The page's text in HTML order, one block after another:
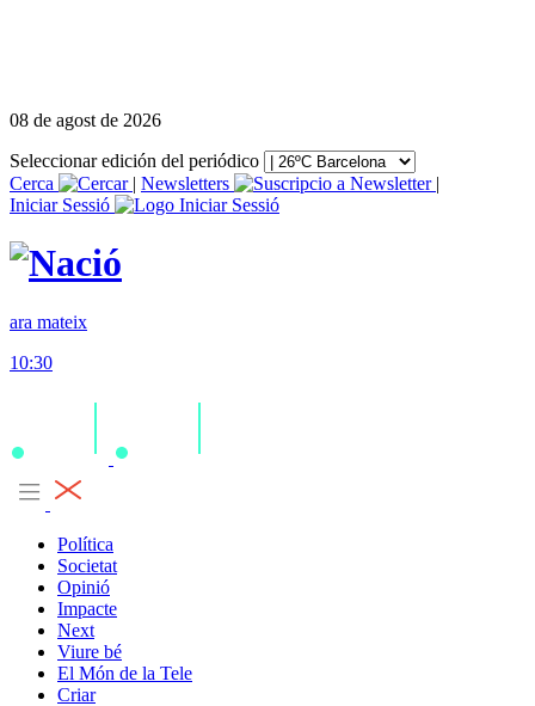
08 de agost de 2026
Seleccionar edición del periódico
Cerca
| Newsletters
|
Iniciar Sessió
ara mateix
10:30
Política
Societat
Opinió
Impacte
Next
Viure bé
El Món de la Tele
Criar